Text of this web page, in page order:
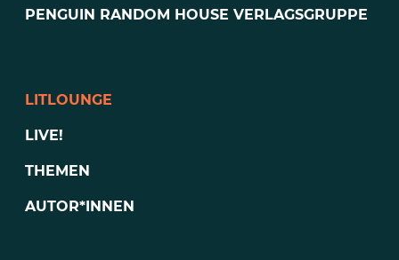
PENGUIN RANDOM HOUSE VERLAGSGRUPPE
LITLOUNGE
LIVE!
THEMEN
AUTOR*INNEN